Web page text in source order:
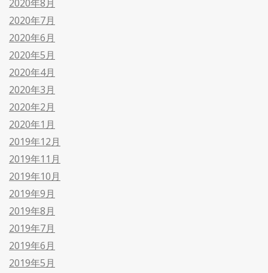
2020年8月
2020年7月
2020年6月
2020年5月
2020年4月
2020年3月
2020年2月
2020年1月
2019年12月
2019年11月
2019年10月
2019年9月
2019年8月
2019年7月
2019年6月
2019年5月